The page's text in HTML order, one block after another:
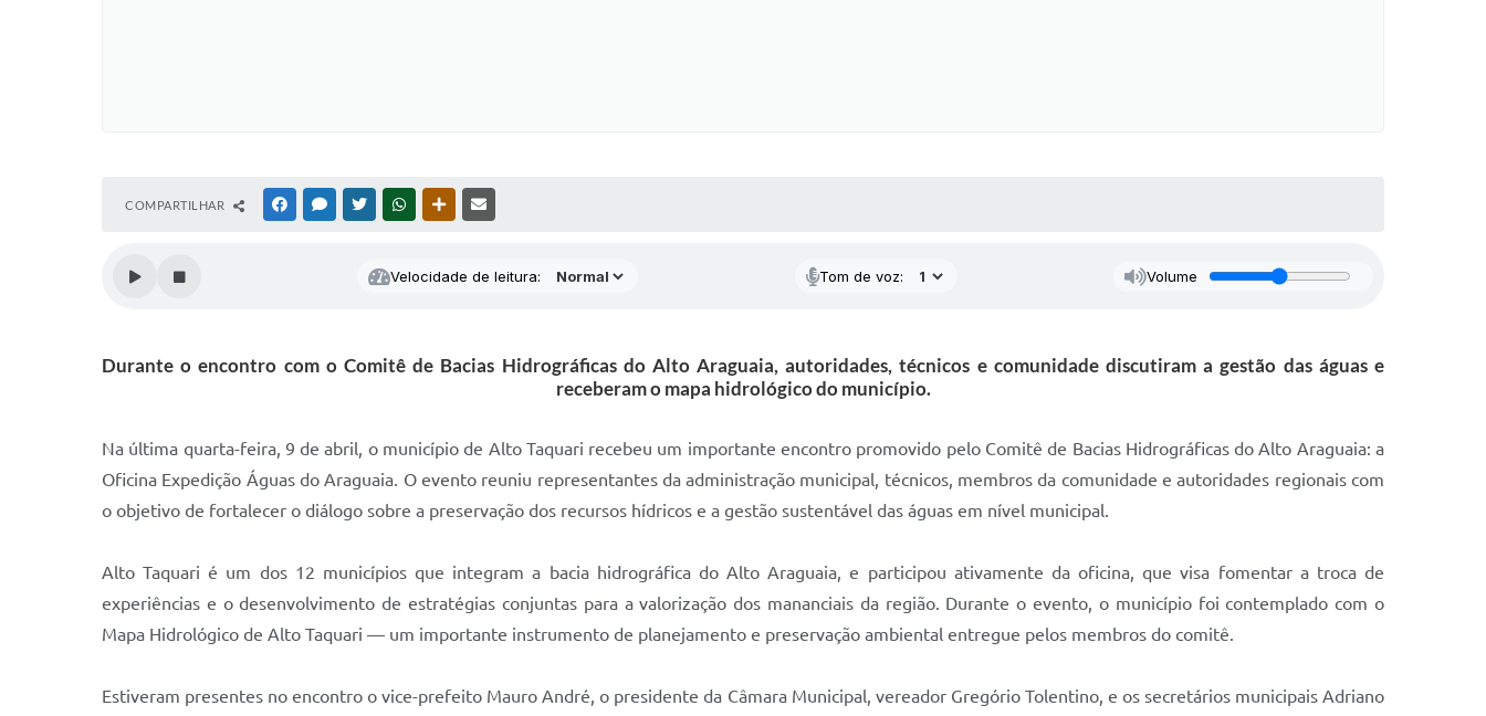
COMPARTILHAR FACEBOOKMESSENGER
TWITTERWHATSAPPOUTRAS MÍDIAS
Velocidade de leitura: Tom de voz: Volume
Durante o encontro com o Comitê de Bacias Hidrográficas do Alto Araguaia, autoridades, técnicos e comunidade discutiram a gestão das águas e
receberam o mapa hidrológico do município.
Na última quarta-feira, 9 de abril, o município de Alto Taquari recebeu um importante encontro promovido pelo Comitê de Bacias Hidrográficas do Alto Araguaia: a
Oficina Expedição Águas do Araguaia. O evento reuniu representantes da administração municipal, técnicos, membros da comunidade e autoridades regionais com
o objetivo de fortalecer o diálogo sobre a preservação dos recursos hídricos e a gestão sustentável das águas em nível municipal.
Alto Taquari é um dos 12 municípios que integram a bacia hidrográfica do Alto Araguaia, e participou ativamente da oficina, que visa fomentar a troca de
experiências e o desenvolvimento de estratégias conjuntas para a valorização dos mananciais da região. Durante o evento, o município foi contemplado com o
Mapa Hidrológico de Alto Taquari — um importante instrumento de planejamento e preservação ambiental entregue pelos membros do comitê.
Estiveram presentes no encontro o vice-prefeito Mauro André, o presidente da Câmara Municipal, vereador Gregório Tolentino, e os secretários municipais Adriano